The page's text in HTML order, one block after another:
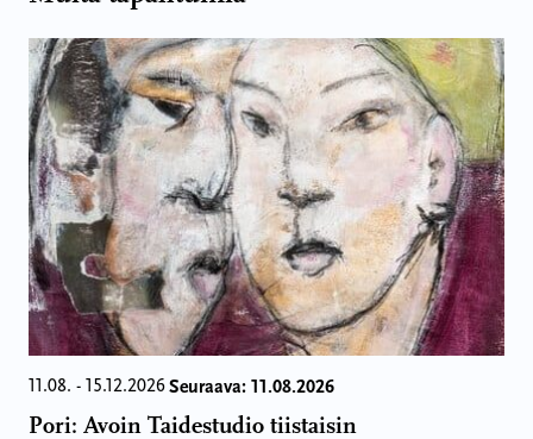
11.08. - 15.12.2026Seuraava: 11.08.2026
Pori: Avoin Taidestudio tiistaisin